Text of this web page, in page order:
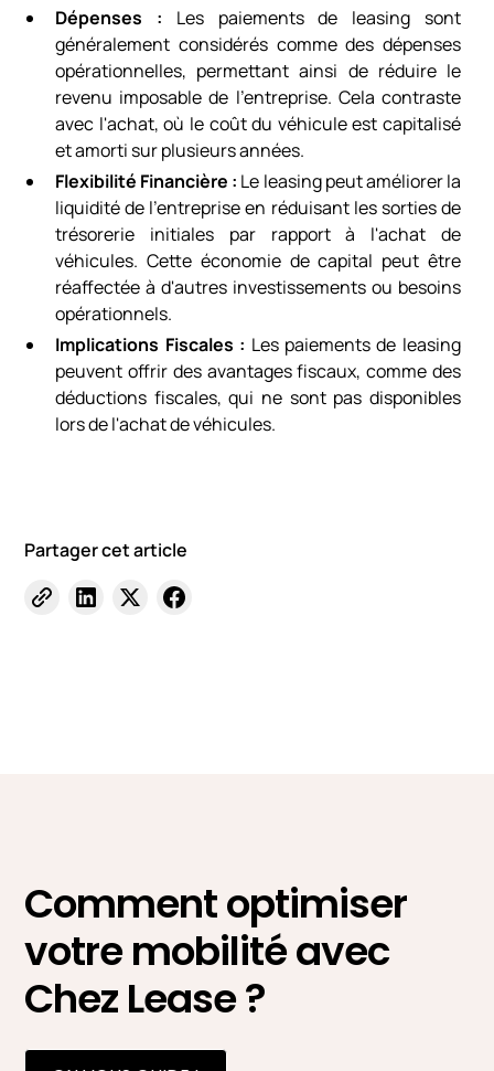
Dépenses : Les paiements de leasing sont
généralement considérés comme des dépenses
opérationnelles, permettant ainsi de réduire le
revenu imposable de l'entreprise. Cela contraste
avec l'achat, où le coût du véhicule est capitalisé
et amorti sur plusieurs années.
Flexibilité Financière : Le leasing peut améliorer la
liquidité de l'entreprise en réduisant les sorties de
trésorerie initiales par rapport à l'achat de
véhicules. Cette économie de capital peut être
réaffectée à d'autres investissements ou besoins
opérationnels.
Implications Fiscales : Les paiements de leasing
peuvent offrir des avantages fiscaux, comme des
déductions fiscales, qui ne sont pas disponibles
lors de l'achat de véhicules.
Partager cet article
Comment optimiser
votre mobilité avec
Chez Lease ?